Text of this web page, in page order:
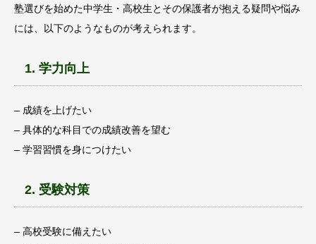
塾選びを始めた中学生・高校生とその保護者が抱える疑問や悩み
には、以下のようなものが考えられます。
1. 学力向上
– 成績を上げたい
– 具体的な科目での成績改善を望む
– 学習習慣を身につけたい
2. 受験対策
– 高校受験に備えたい